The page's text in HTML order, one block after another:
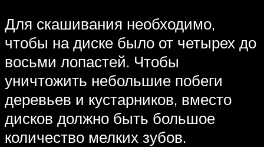
Для скашивания необходимо,
чтобы на диске было от четырех до
восьми лопастей. Чтобы
уничтожить небольшие побеги
деревьев и кустарников, вместо
дисков должно быть большое
количество мелких зубов.